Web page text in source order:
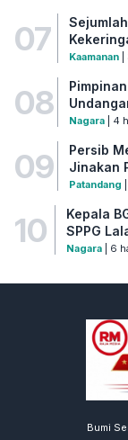
07 Kaamanan|
08 Nagara| 4
09
Persib
Jinakan
Patandang
10
Kepala
SPPG
Nagara| 6
Bumi